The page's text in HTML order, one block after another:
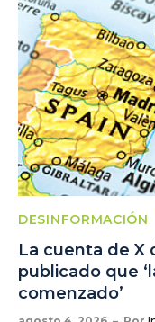
DESINFORMACIÓN
La cuenta de X
publicado que
comenzado’